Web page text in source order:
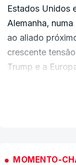
Estados Unidos
Alemanha,
ao aliado
crescente
Trump e a
iranianos
MOMENTO-